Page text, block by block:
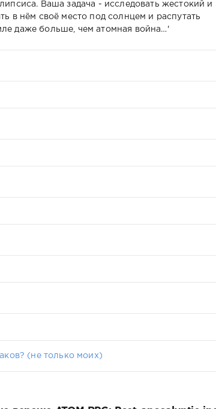
Ваша задача - исследовать жестокий и
в нём своё место под солнцем и распутать
даже больше, чем атомная война…'
(не только моих)